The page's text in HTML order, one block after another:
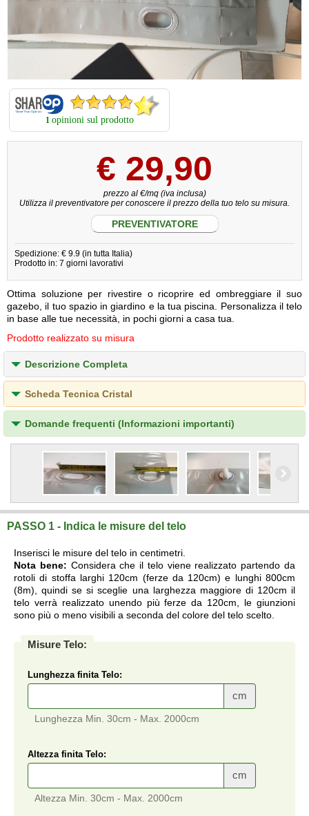
1 opinioni sul prodotto
€ 29,90
prezzo al €/mq (iva inclusa)
Utilizza il preventivatore per conoscere il prezzo della tuo telo su misura.
PREVENTIVATORE
Spedizione: € 9.9 (in tutta Italia)
Prodotto in: 7 giorni lavorativi
Ottima soluzione per rivestire o ricoprire ed ombreggiare il suo
gazebo, il tuo spazio in giardino e la tua piscina. Personalizza il telo
in base alle tue necessità, in pochi giorni a casa tua.
Prodotto realizzato su misura
Descrizione Completa
Scheda Tecnica Cristal
Domande frequenti (Informazioni importanti)
PASSO 1 - Indica le misure del telo
Inserisci le misure del telo in centimetri.
Nota bene: Considera che il telo viene realizzato partendo da
rotoli di stoffa larghi 120cm (ferze da 120cm) e lunghi 800cm
(8m), quindi se si sceglie una larghezza maggiore di 120cm il
telo verrà realizzato unendo più ferze da 120cm, le giunzioni
sono più o meno visibili a seconda del colore del telo scelto.
Misure Telo:
Lunghezza finita Telo:
cm
Lunghezza Min. 30cm - Max. 2000cm
Altezza finita Telo:
cm
Altezza Min. 30cm - Max. 2000cm